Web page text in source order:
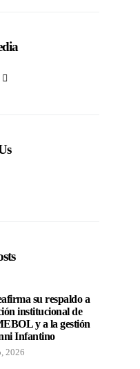
su respaldo a
institucional de
y a la gestión
Infantino
2026